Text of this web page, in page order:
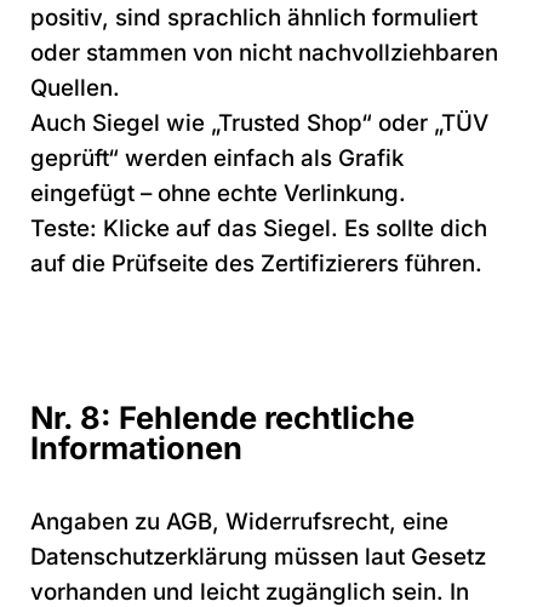
positiv, sind sprachlich ähnlich formuliert
oder stammen von nicht nachvollziehbaren
Quellen.
Auch Siegel wie „Trusted Shop“ oder „TÜV
geprüft“ werden einfach als Grafik
eingefügt – ohne echte Verlinkung.
Teste: Klicke auf das Siegel. Es sollte dich
auf die Prüfseite des Zertifizierers führen.
Nr. 8: Fehlende rechtliche
Informationen
Angaben zu AGB, Widerrufsrecht, eine
Datenschutzerklärung müssen laut Gesetz
vorhanden und leicht zugänglich sein. In